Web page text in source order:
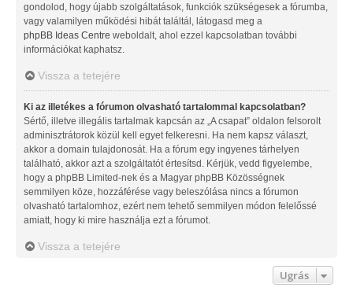
gondolod, hogy újabb szolgáltatások, funkciók szükségesek a fórumba,
vagy valamilyen működési hibát találtál, látogasd meg a
phpBB Ideas Centre weboldalt, ahol ezzel kapcsolatban további
információkat kaphatsz.
Vissza a tetejére
Ki az illetékes a fórumon olvasható tartalommal kapcsolatban?
Sértő, illetve illegális tartalmak kapcsán az „A csapat” oldalon felsorolt
adminisztrátorok közül kell egyet felkeresni. Ha nem kapsz választ,
akkor a domain tulajdonosát. Ha a fórum egy ingyenes tárhelyen
található, akkor azt a szolgáltatót értesítsd. Kérjük, vedd figyelembe,
hogy a phpBB Limited-nek és a Magyar phpBB Közösségnek
semmilyen köze, hozzáférése vagy beleszólása nincs a fórumon
olvasható tartalomhoz, ezért nem tehető semmilyen módon felelőssé
amiatt, hogy ki mire használja ezt a fórumot.
Vissza a tetejére
Ugrás